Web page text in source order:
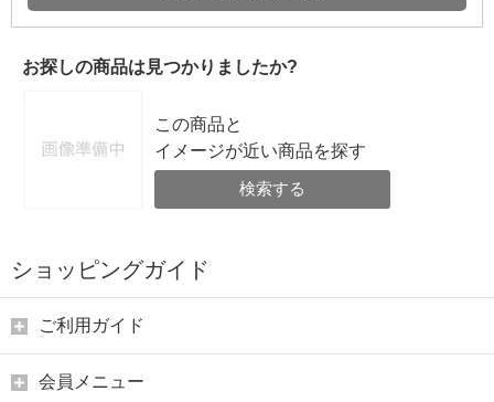
お探しの商品は見つかりましたか?
この商品と
イメージが近い商品を探す
検索する
ショッピングガイド
ご利用ガイド
会員メニュー